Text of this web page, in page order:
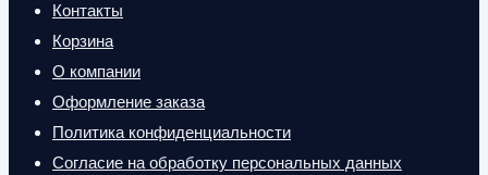
Контакты
Корзина
О компании
Оформление заказа
Политика конфиденциальности
Согласие на обработку персональных данных